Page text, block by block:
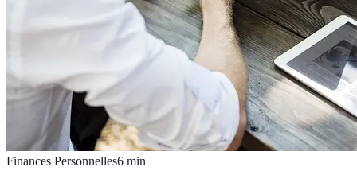
Finances Personnelles6 min